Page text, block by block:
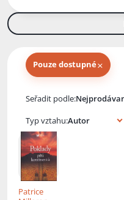
Pouze dostupné×
Seřadit podle:
Typ vztahu:
Patrice